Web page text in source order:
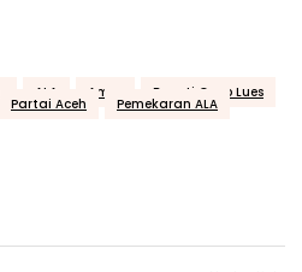
ALA Amru Bupati Gayo Lues
Partai Aceh Pemekaran ALA